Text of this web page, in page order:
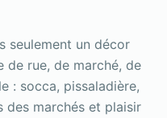
seulement un décor
de rue, de marché, de
: socca, pissaladière,
des marchés et plaisir